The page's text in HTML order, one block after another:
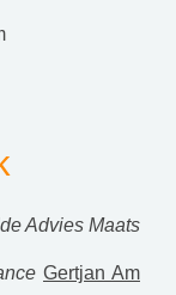
Advies Maats
Gertjan Am